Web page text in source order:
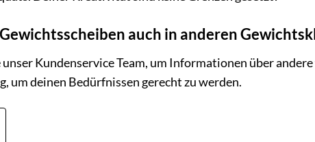
auch in anderen
Kundenservice Team, um Informationen über
um deinen Bedürfnissen gerecht zu werden.